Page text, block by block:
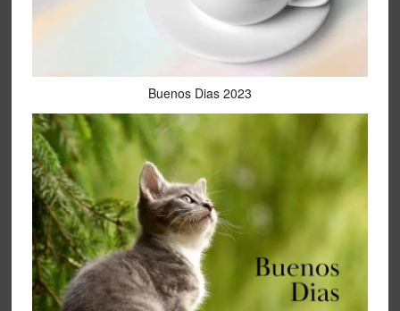
Buenos Dias 2023